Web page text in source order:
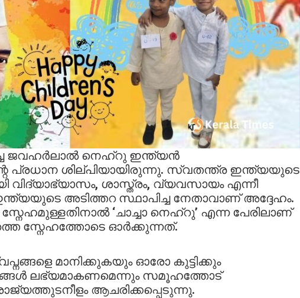
ജവഹർലാൽ നെഹ്റു ഇന്ത്യൻ
പ്രധാന ശില്പിയായിരുന്നു. സ്വതന്ത്ര ഇന്ത്യയുടെ
വിദ്യാഭ്യാസം, ശാസ്ത്രം, വ്യവസായം എന്നീ
അടിത്തറ സ്ഥാപിച്ച നേതാവാണ് അദ്ദേഹം.
‘ചാച്ചാ നെഹ്റു’ എന്ന പേരിലാണ്
സ്നേഹത്തോടെ ഓർക്കുന്നത്.
മാനിക്കുകയും ഓരോ കുട്ടിക്കും
ലഭ്യമാകണമെന്നും സമൂഹത്തോട്
രാജ്യത്തുടനീളം ആചരിക്കപ്പെടുന്നു.